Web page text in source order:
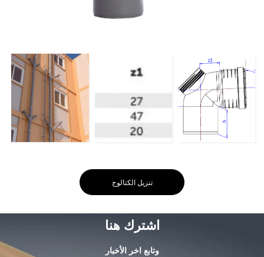
تنزيل الكتالوج
اشترك هنا
وتابع اخر الأخبار